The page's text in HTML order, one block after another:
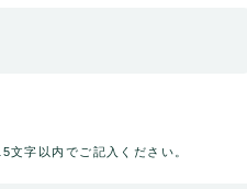
文字以内でご記入ください。